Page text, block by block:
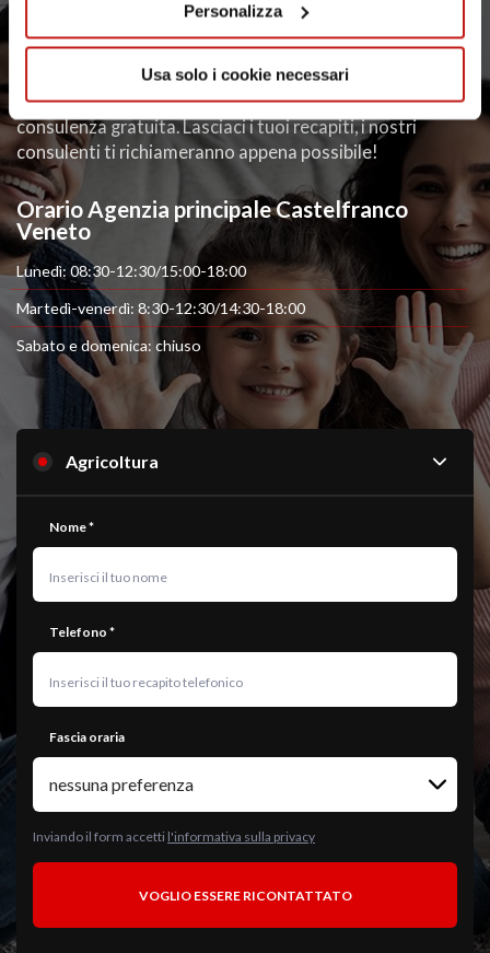
Personalizza
Usa solo i cookie necessari
Vuoi essere ricontattato per una
consulenza gratuita?
Specifica l’argomento per cui vuoi ricevere una
consulenza gratuita. Lasciaci i tuoi recapiti, i nostri
consulenti ti richiameranno appena possibile!
Orario Agenzia principale Castelfranco
Veneto
Lunedì: 08:30-12:30/15:00-18:00
Martedì-venerdì: 8:30-12:30/14:30-18:00
Sabato e domenica: chiuso
Ci sono degli errori.
Nome *
Telefono *
Fascia oraria
Inviando il form accetti l'informativa sulla privacy
VOGLIO ESSERE RICONTATTATO